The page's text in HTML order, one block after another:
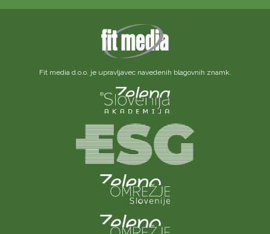
Fit media d.o.o. je upravljavec navedenih blagovnih znamk.